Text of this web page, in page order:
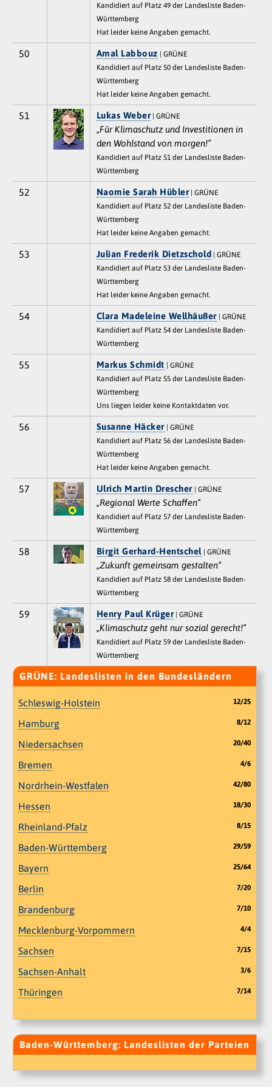
Kandidiert auf Platz 49 der Landesliste Baden-
Württemberg
Hat leider keine Angaben gemacht.
50 Amal Labbouz | GRÜNE
Kandidiert auf Platz 50 der Landesliste Baden-
Württemberg
Hat leider keine Angaben gemacht.
51 Lukas Weber| GRÜNE
„Für Klimaschutz und Investitionen in
den Wohlstand von morgen!“
Kandidiert auf Platz 51 der Landesliste Baden-
Württemberg
52 Naomie Sarah Hübler| GRÜNE
Kandidiert auf Platz 52 der Landesliste Baden-
Württemberg
Hat leider keine Angaben gemacht.
53 Julian Frederik Dietzschold | GRÜNE
Kandidiert auf Platz 53 der Landesliste Baden-
Württemberg
Hat leider keine Angaben gemacht.
54 Clara Madeleine Wellhäußer| GRÜNE
Kandidiert auf Platz 54 der Landesliste Baden-
Württemberg
55 Markus Schmidt | GRÜNE
Kandidiert auf Platz 55 der Landesliste Baden-
Württemberg
Uns liegen leider keine Kontaktdaten vor.
56 Susanne Häcker| GRÜNE
Kandidiert auf Platz 56 der Landesliste Baden-
Württemberg
Hat leider keine Angaben gemacht.
57 Ulrich Martin Drescher| GRÜNE
„Regional Werte Schaffen“
Kandidiert auf Platz 57 der Landesliste Baden-
Württemberg
58 Birgit Gerhard-Hentschel| GRÜNE
„Zukunft gemeinsam gestalten“
Kandidiert auf Platz 58 der Landesliste Baden-
Württemberg
59 Henry Paul Krüger| GRÜNE
„Klimaschutz geht nur sozial gerecht!“
Kandidiert auf Platz 59 der Landesliste Baden-
Württemberg
GRÜNE: Landeslisten in den Bundesländern
Schleswig-Holstein 12/25
Hamburg 8/12
Niedersachsen 20/40
Bremen 4/6
Nordrhein-Westfalen 42/80
Hessen 18/30
Rheinland-Pfalz 8/15
Baden-Württemberg 29/59
Bayern 25/64
Berlin 7/20
Brandenburg 7/10
Mecklenburg-Vorpommern 4/4
Sachsen 7/15
Sachsen-Anhalt 3/6
Thüringen 7/14
Baden-Württemberg: Landeslisten der Parteien